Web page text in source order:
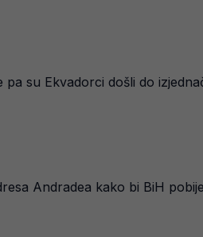
su Ekvadorci došli do
Andradea kako bi BiH